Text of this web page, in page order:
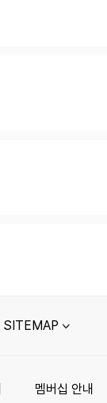
SITEMAP
멤버십 안내